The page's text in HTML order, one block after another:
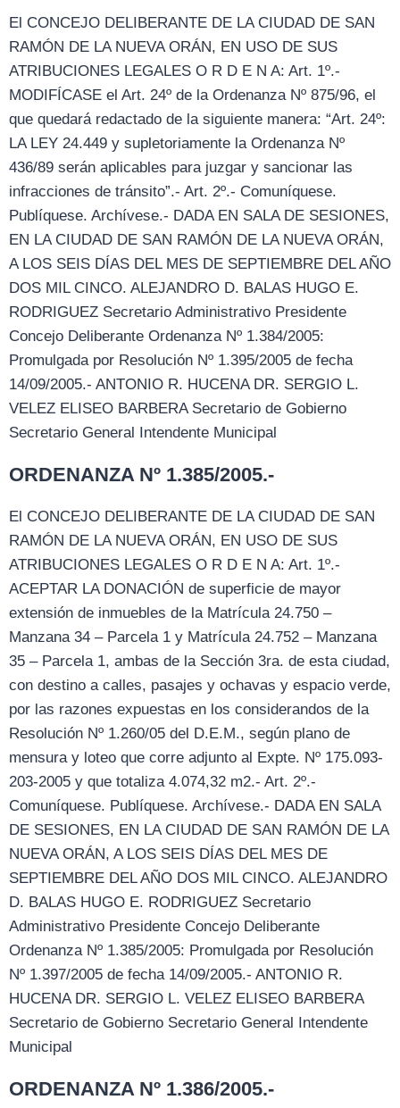
El CONCEJO DELIBERANTE DE LA CIUDAD DE SAN
RAMÓN DE LA NUEVA ORÁN, EN USO DE SUS
ATRIBUCIONES LEGALES O R D E N A: Art. 1º.-
MODIFÍCASE el Art. 24º de la Ordenanza Nº 875/96, el
que quedará redactado de la siguiente manera: “Art. 24º:
LA LEY 24.449 y supletoriamente la Ordenanza Nº
436/89 serán aplicables para juzgar y sancionar las
infracciones de tránsito”.- Art. 2º.- Comuníquese.
Publíquese. Archívese.- DADA EN SALA DE SESIONES,
EN LA CIUDAD DE SAN RAMÓN DE LA NUEVA ORÁN,
A LOS SEIS DÍAS DEL MES DE SEPTIEMBRE DEL AÑO
DOS MIL CINCO. ALEJANDRO D. BALAS HUGO E.
RODRIGUEZ Secretario Administrativo Presidente
Concejo Deliberante Ordenanza Nº 1.384/2005:
Promulgada por Resolución Nº 1.395/2005 de fecha
14/09/2005.- ANTONIO R. HUCENA DR. SERGIO L.
VELEZ ELISEO BARBERA Secretario de Gobierno
Secretario General Intendente Municipal
ORDENANZA Nº 1.385/2005.-
El CONCEJO DELIBERANTE DE LA CIUDAD DE SAN
RAMÓN DE LA NUEVA ORÁN, EN USO DE SUS
ATRIBUCIONES LEGALES O R D E N A: Art. 1º.-
ACEPTAR LA DONACIÓN de superficie de mayor
extensión de inmuebles de la Matrícula 24.750 –
Manzana 34 – Parcela 1 y Matrícula 24.752 – Manzana
35 – Parcela 1, ambas de la Sección 3ra. de esta ciudad,
con destino a calles, pasajes y ochavas y espacio verde,
por las razones expuestas en los considerandos de la
Resolución Nº 1.260/05 del D.E.M., según plano de
mensura y loteo que corre adjunto al Expte. Nº 175.093-
203-2005 y que totaliza 4.074,32 m2.- Art. 2º.-
Comuníquese. Publíquese. Archívese.- DADA EN SALA
DE SESIONES, EN LA CIUDAD DE SAN RAMÓN DE LA
NUEVA ORÁN, A LOS SEIS DÍAS DEL MES DE
SEPTIEMBRE DEL AÑO DOS MIL CINCO. ALEJANDRO
D. BALAS HUGO E. RODRIGUEZ Secretario
Administrativo Presidente Concejo Deliberante
Ordenanza Nº 1.385/2005: Promulgada por Resolución
Nº 1.397/2005 de fecha 14/09/2005.- ANTONIO R.
HUCENA DR. SERGIO L. VELEZ ELISEO BARBERA
Secretario de Gobierno Secretario General Intendente
Municipal
ORDENANZA Nº 1.386/2005.-